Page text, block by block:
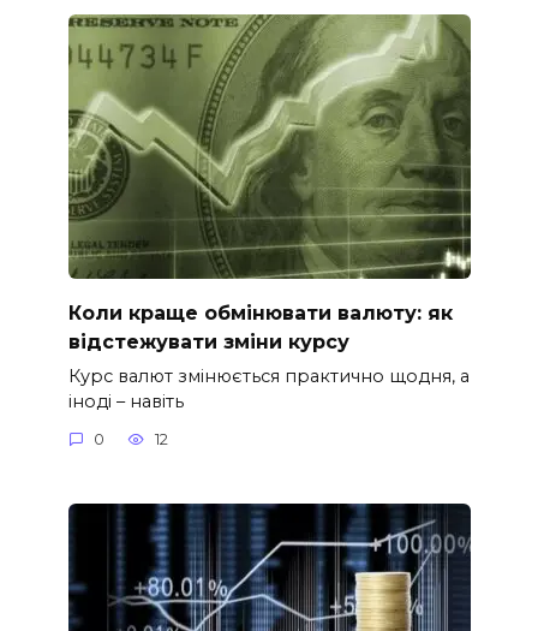
Коли краще обмінювати валюту: як
відстежувати зміни курсу
Курс валют змінюється практично щодня, а
іноді – навіть
0 12